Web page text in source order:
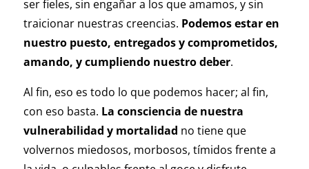
ser fieles, sin engañar a los que amamos, y sin
traicionar nuestras creencias. Podemos estar en
nuestro puesto, entregados y comprometidos,
amando, y cumpliendo nuestro deber.
Al fin, eso es todo lo que podemos hacer; al fin,
con eso basta. La consciencia de nuestra
vulnerabilidad y mortalidad no tiene que
volvernos miedosos, morbosos, tímidos frente a